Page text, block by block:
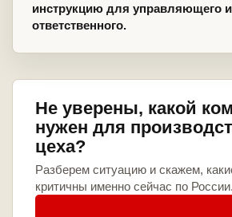
инструкцию для управляющего
ответственного.
Не уверены, какой
нужен для
цеха?
Разберем ситуацию и скажем,
критичны именно сейчас по России.